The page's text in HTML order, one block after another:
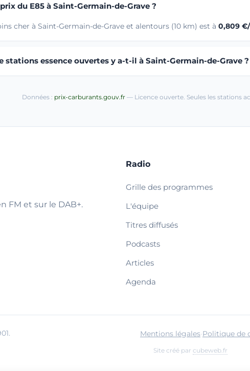
du E85 à Saint-Germain-de-Grave ?
cher à Saint-Germain-de-Grave et alentours (10 km) est à 0,809
stations essence ouvertes y a-t-il à Saint-Germain-de-Grave ?
Données : prix-carburants.gouv.fr — Licence ouverte. Seules les stations
FM et sur le DAB+.
Radio
Grille des programmes
L'équipe
Titres diffusés
Podcasts
Articles
Agenda
Mentions légales·Politique de
Site créé par cubeweb.fr